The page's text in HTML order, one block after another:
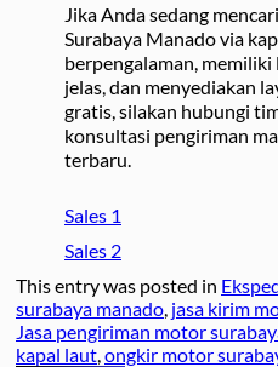
Jika Anda sedang
Surabaya Manado via
berpengalaman,
jelas, dan menyediakan
gratis, silakan hubungi
konsultasi pengiriman
terbaru.
Sales 1
Sales 2
This entry was posted in
surabaya manado, jasa kirim
Jasa pengiriman motor
kapal laut,ongkir motor